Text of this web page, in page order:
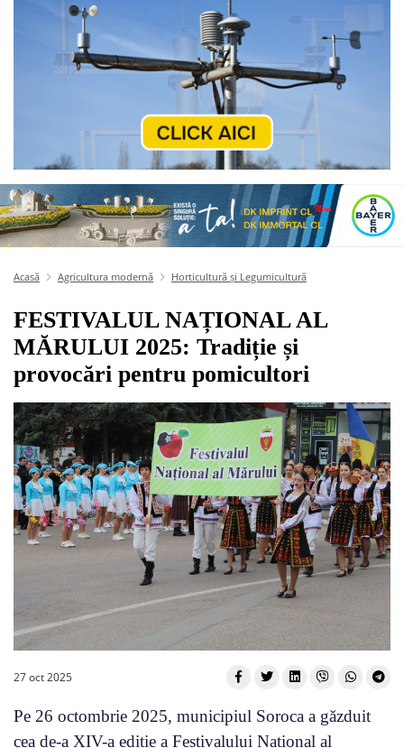
Acasă Agricultura modernă Horticultură și Legumicultură
FESTIVALUL NAȚIONAL AL
MĂRULUI 2025: Tradiție și
provocări pentru pomicultori
27 oct 2025
Pe 26 octombrie 2025, municipiul Soroca a găzduit
cea de-a XIV-a ediție a Festivalului Național al